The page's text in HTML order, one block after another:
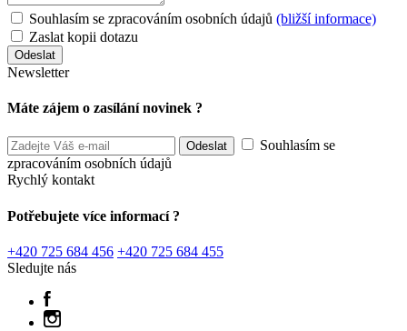
Souhlasím se zpracováním osobních údajů (bližší informace)
Zaslat kopii dotazu
Newsletter
Máte zájem o zasílání novinek ?
Souhlasím se
zpracováním osobních údajů
Rychlý kontakt
Potřebujete více informací ?
+420 725 684 456 +420 725 684 455
Sledujte nás